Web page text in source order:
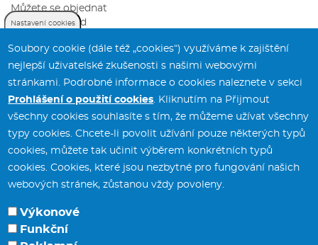
Můžete se objednat
Sazebník úhrad
Městský úřad Svitavy
T. G. Masaryka 5/35
568 02 Svitavy
tel.: 461 550 211
fax:461 532 141
Nastavení cookies
Soubory cookie (dále též „cookies“) využíváme k zajištění
nejlepší uživatelské zkušenosti s našimi webovými
stránkami. Podrobné informace o cookies naleznete v sekci
Prohlášení o použití cookies. Kliknutím na Přijmout
všechny cookies souhlasíte s tím, že můžeme užívat všechny
typy cookies. Chcete-li povolit užívání pouze některých typů
cookies, můžete tak učinit výběrem konkrétních typů
cookies. Cookies, které jsou nezbytné pro fungování našich
webových stránek, zůstanou vždy povoleny.
Výkonové
Funkční